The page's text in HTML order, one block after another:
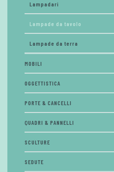
Lampadari
Lampade da tavolo
Lampade da terra
MOBILI
OGGETTISTICA
PORTE & CANCELLI
QUADRI & PANNELLI
SCULTURE
SEDUTE